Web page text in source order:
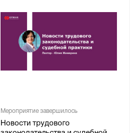
Мероприятие завершилось
Новости трудового